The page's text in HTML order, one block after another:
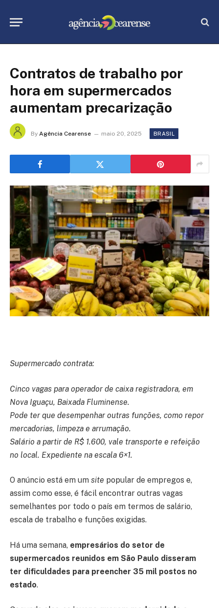
Contratos de trabalho por
hora em supermercados
aumentam precarização
By Agência Cearense maio 20, 2025 BRASIL
Supermercado contrata:
Cinco vagas para operador de caixa registradora, em
Nova Iguaçu, Baixada Fluminense.
Pode ter que desempenhar outras funções, como repor
mercadorias, limpeza e arrumação.
Salário a partir de R$ 1.600, vale transporte e refeição
no local. Expediente na escala 6×1.
O anúncio está em um site popular de empregos e,
assim como esse, é fácil encontrar outras vagas
semelhantes por todo o país em termos de salário,
escala de trabalho e funções exigidas.
Há uma semana, empresários do setor de
supermercados reunidos em São Paulo disseram
ter dificuldades para preencher 35 mil postos no
estado.